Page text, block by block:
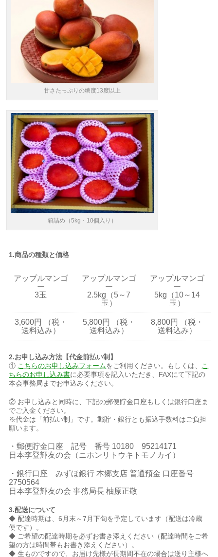
甘さたっぷりの糖度13度以上
箱詰め（5kg・10個入り）
1.商品の種類と価格
アップルマンゴ
ー
3玉
アップルマンゴ
ー
2.5kg（5～7
玉）
アップルマンゴ
ー
5kg （10～14
玉）
3,600円 （税・
送料込み）
5,800円 （税・
送料込み）
8,800円 （税・
送料込み）
2.お申し込み方法【代金前払い制】
① こちらのお申し込みフォームをご利用ください。もしくは、 こ
ちらのお申し込み書に必要事項を記入いただき、FAXにて下記の
本会事務局までお申込みください。
② お申し込みと同時に、下記の郵便貯金口座もしくは銀行口座ま
でご入金ください。
※代金は「前払い制」です。郵貯・銀行とも振込手数料はご負担
願います。
・郵便貯金口座 記号 番号 10180 95214171
日本李登輝友の会（ニホンリトウキトモノカイ）
・銀行口座 みずほ銀行 本郷支店 普通預金 口座番号
2750564
日本李登輝友の会 事務局長 柚原正敬
3.配送について
◆ 配達時期は、6月末～7月下旬を予定しています（配送は冷蔵
便です）。
◆ ご希望の配達時期を必ずお書き添えください（配達時間をご希
望の方は時間帯もお書き添えください）。
◆ 生ものですので、お届け先様が長期間不在の場合は送り主様へ